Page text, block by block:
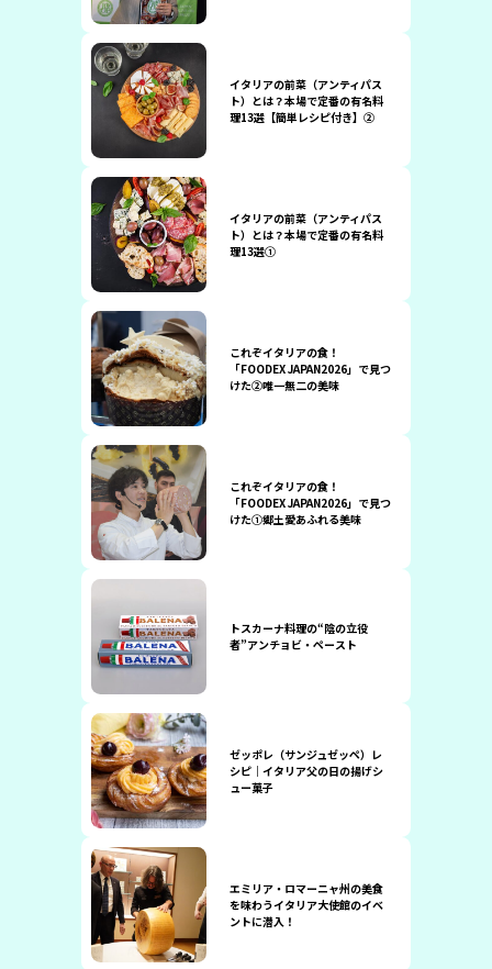
イタリアの前菜（アンティパス
ト）とは？本場で定番の有名料
理13選【簡単レシピ付き】②
イタリアの前菜（アンティパス
ト）とは？本場で定番の有名料
理13選①
これぞイタリアの食！
「FOODEX JAPAN2026」で見つ
けた②唯一無二の美味
これぞイタリアの食！
「FOODEX JAPAN2026」で見つ
けた①郷土愛あふれる美味
トスカーナ料理の“陰の立役
者”アンチョビ・ペースト
ゼッポレ（サンジュゼッペ）レ
シピ｜イタリア父の日の揚げシ
ュー菓子
エミリア・ロマーニャ州の美食
を味わうイタリア大使館のイベ
ントに潜入！